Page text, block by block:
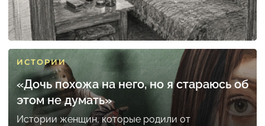
ИСТОРИИ
«Дочь похожа на него, но я стараюсь об
этом не думать»
Истории женщин, которые родили от